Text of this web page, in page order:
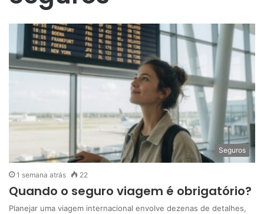
Seguros
1 semana atrás 22
Quando o seguro viagem é obrigatório?
Planejar uma viagem internacional envolve dezenas de detalhes,